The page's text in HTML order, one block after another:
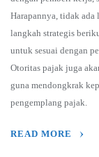
Harapannya, tidak ada
langkah strategis
untuk sesuai dengan
Otoritas pajak juga
guna mendongkrak
pengemplang pajak.
READ MORE